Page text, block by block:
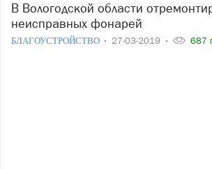
В Вологодской области отремонтировали 72%
неисправных фонарей
БЛАГОУСТРОЙСТВО 27-03-2019 687